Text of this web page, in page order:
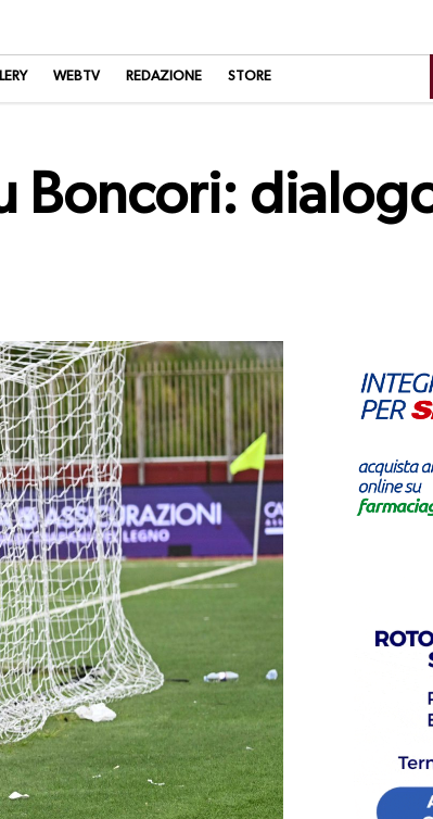
WEBTV REDAZIONE STORE
Boncori: